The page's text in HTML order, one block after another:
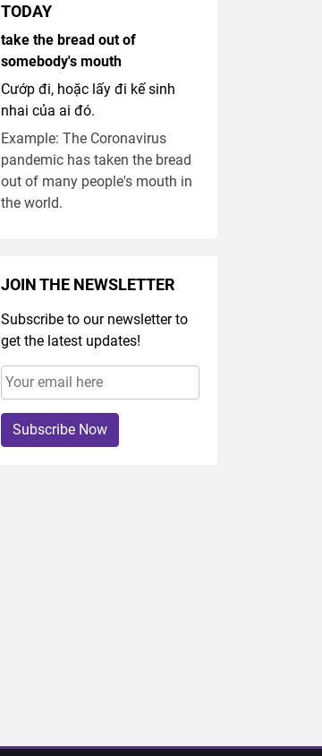
TODAY
take the bread out of
somebody's mouth
Cướp đi, hoặc lấy đi kế sinh
nhai của ai đó.
Example: The Coronavirus
pandemic has taken the bread
out of many people's mouth in
the world.
JOIN THE NEWSLETTER
Subscribe to our newsletter to
get the latest updates!
Subscribe Now